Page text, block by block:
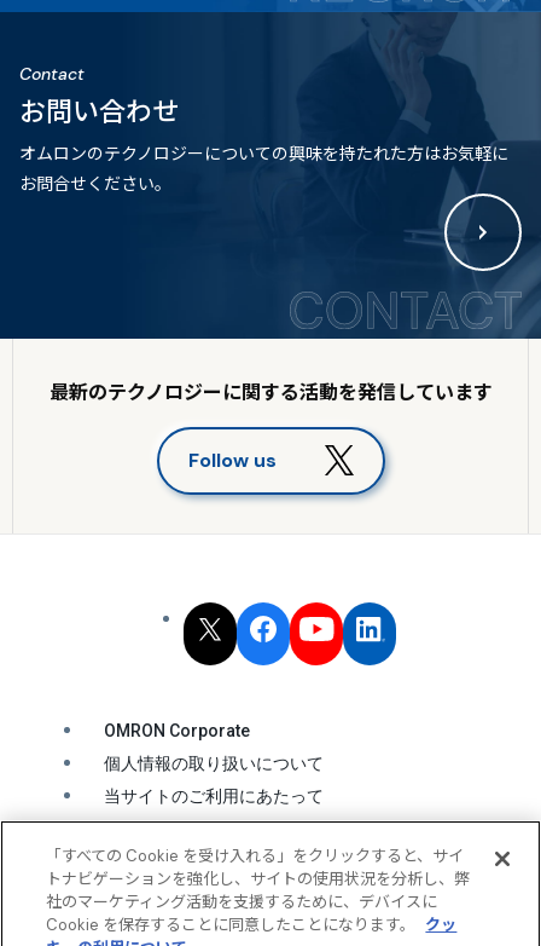
Contact
お問い合わせ
オムロンのテクノロジーについての興味を持たれた方はお気軽に
お問合せください。
最新のテクノロジーに関する活動を発信しています
Follow us
OMRON Corporate
個人情報の取り扱いについて
当サイトのご利用にあたって
クッキーの利用について
ソーシャルメディア公式アカウント運用ポリシー
ウェブアクセシビリティ方針
「すべての Cookie を受け入れる」をクリックすると、サイ
トナビゲーションを強化し、サイトの使用状況を分析し、弊
社のマーケティング活動を支援するために、デバイスに
Cookie を保存することに同意したことになります。
クッ